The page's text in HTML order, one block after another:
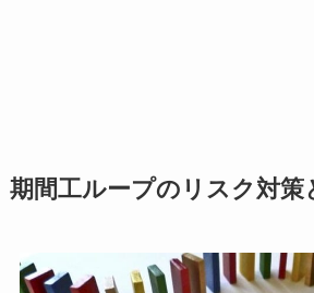
期間工ループのリスク対策